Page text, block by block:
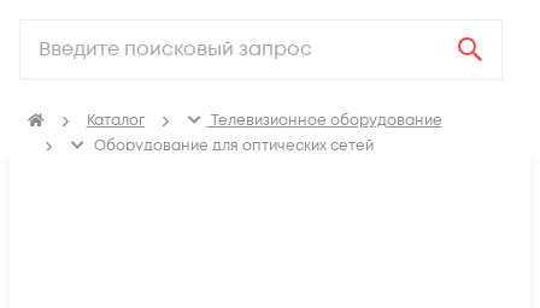
Каталог
Телевизионное оборудование
Оборудование для оптических сетей